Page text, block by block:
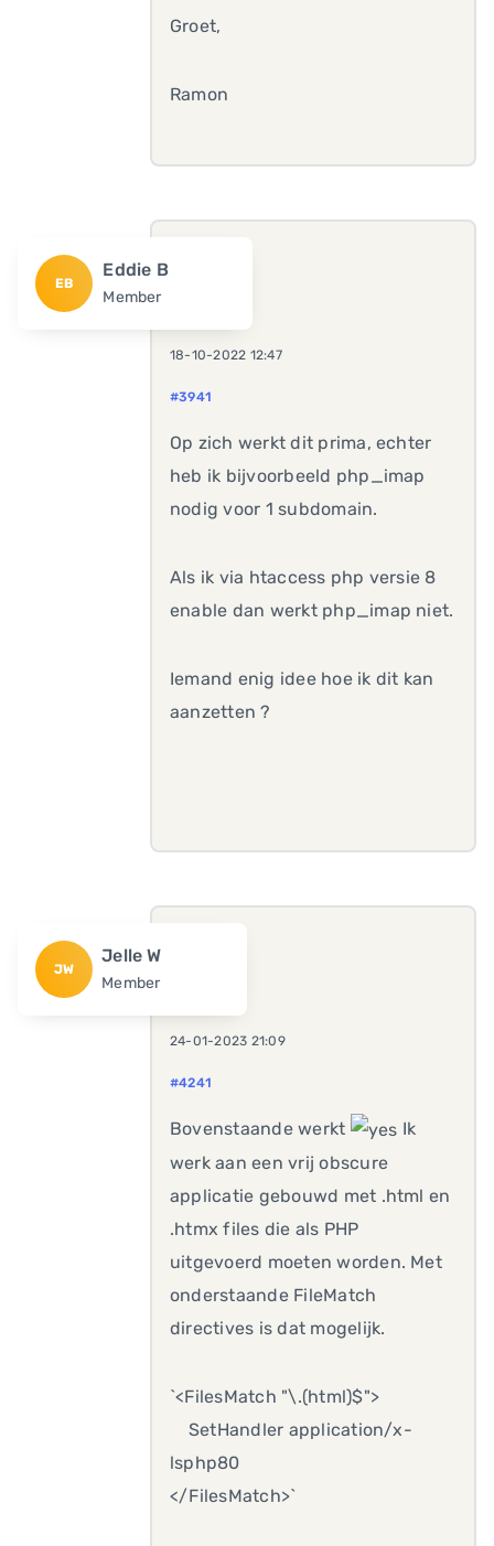
Groet,
Ramon
EB
Eddie B
Member
18-10-2022 12:47
#3941
Op zich werkt dit prima, echter
heb ik bijvoorbeeld php_imap
nodig voor 1 subdomain.
Als ik via htaccess php versie 8
enable dan werkt php_imap niet.
Iemand enig idee hoe ik dit kan
aanzetten ?
JW
Jelle W
Member
24-01-2023 21:09
#4241
Bovenstaande werkt
Ik
werk aan een vrij obscure
applicatie gebouwd met .html en
.htmx files die als PHP
uitgevoerd moeten worden. Met
onderstaande FileMatch
directives is dat mogelijk.
`<FilesMatch "\.(html)$">
SetHandler application/x-
lsphp80
</FilesMatch>`